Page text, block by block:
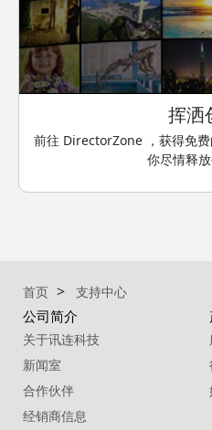
挥洒
前往 DirectorZone ，获得免
你尽情释放
首页 支持中心
公司简介
关于讯连科技
新闻室
合作伙伴
经销商信息